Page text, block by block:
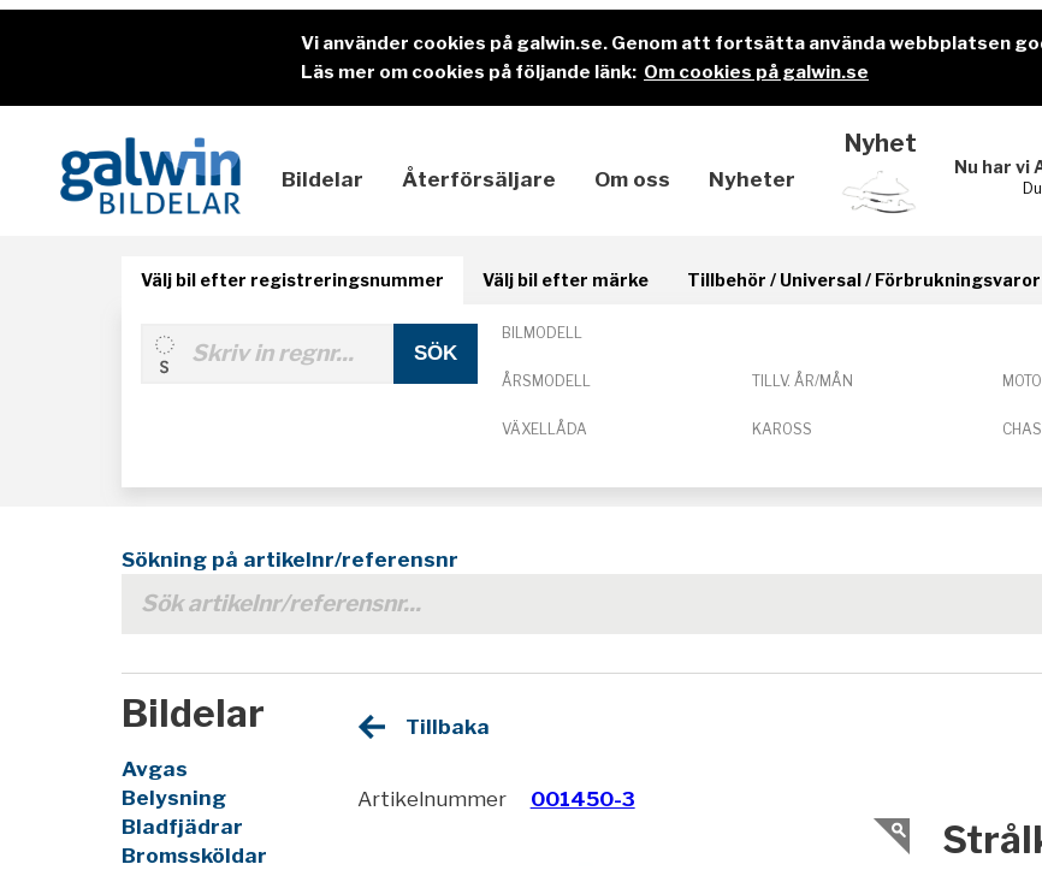
Vi använder cookies på galwin.se. Genom att fortsätta använda webbplatsen
Läs mer om cookies på följande länk: Om cookies på galwin.se
Bildelar Återförsäljare Om oss Nyheter
Nyhet
Nu har vi
Välj bil efter registreringsnummer Välj bil efter märke Tillbehör / Universal / Förbrukningsvaror
BILMODELL
ÅRSMODELL TILLV. ÅR/MÅN
VÄXELLÅDA KAROSS
Sökning på artikelnr/referensnr
Bildelar
Avgas
Belysning
Bladfjädrar
Bromssköldar
Tillbaka
Artikelnummer 001450-3